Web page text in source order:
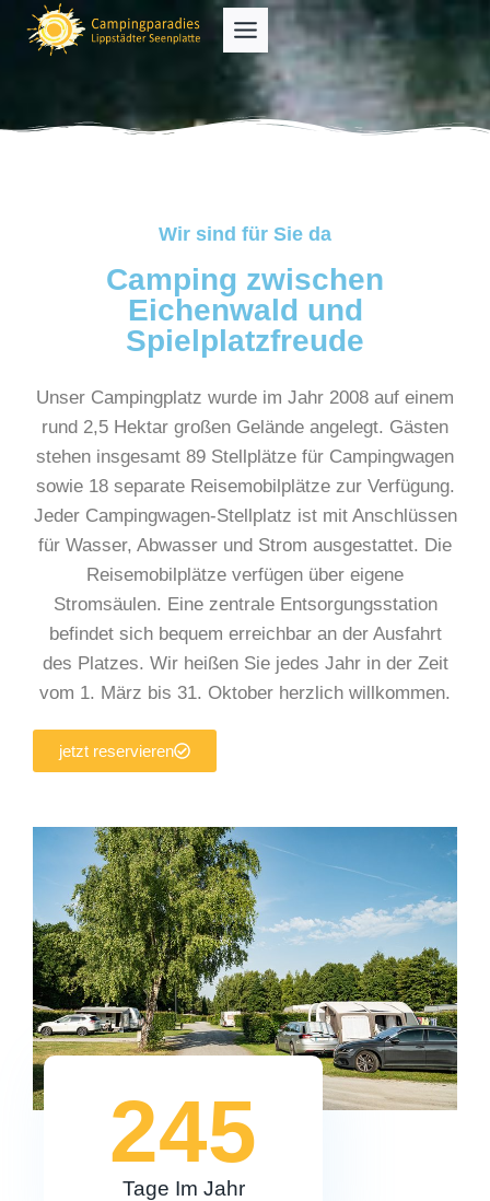
Wir sind für Sie da
Camping zwischen
Eichenwald und
Spielplatzfreude
Unser Campingplatz wurde im Jahr 2008 auf einem
rund 2,5 Hektar großen Gelände angelegt. Gästen
stehen insgesamt 89 Stellplätze für Campingwagen
sowie 18 separate Reisemobilplätze zur Verfügung.
Jeder Campingwagen-Stellplatz ist mit Anschlüssen
für Wasser, Abwasser und Strom ausgestattet. Die
Reisemobilplätze verfügen über eigene
Stromsäulen. Eine zentrale Entsorgungsstation
befindet sich bequem erreichbar an der Ausfahrt
des Platzes. Wir heißen Sie jedes Jahr in der Zeit
vom 1. März bis 31. Oktober herzlich willkommen.
jetzt reservieren
Tage Im Jahr
245